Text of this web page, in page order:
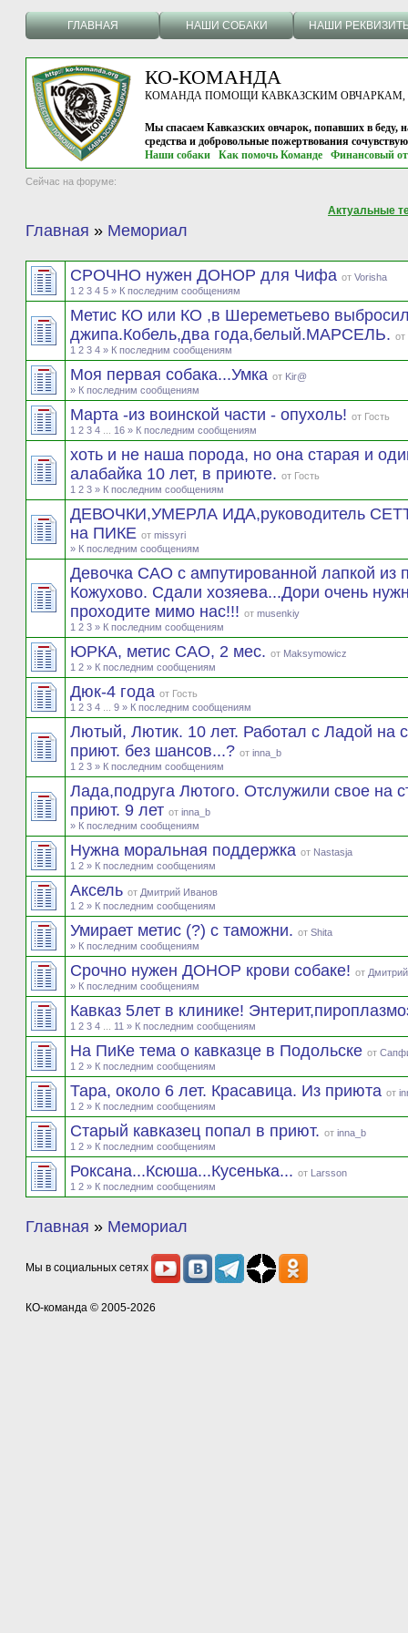
ГЛАВНАЯ НАШИ СОБАКИ НАШИ
КО-КОМАНДА
КОМАНДА ПОМОЩИ КАВКАЗСКИМ ОВЧАРКАМ, г.
Мы спасаем Кавказских овчарок, попавших в беду,
средства и добровольные пожертвования
Наши собаки
Как помочь Команде Финансовый
Сейчас на форуме:
Актуальные
Главная » Мемориал
СРОЧНО нужен ДОНОР для Чифа от Vorisha
1 2 3 4 5 » К последним сообщениям
Метис КО или КО ,в Шереметьево
джипа.Кобель,два года,белый.МАРСЕЛЬ. от
1 2 3 4 » К последним сообщениям
Моя первая собака...Умка от Kir@
» К последним сообщениям
Марта -из воинской части - опухоль! от Гость
1 2 3 4 16 » К последним сообщениям
хоть и не наша порода, но она старая и
алабайка 10 лет, в приюте. от Гость
1 2 3 » К последним сообщениям
ДЕВОЧКИ,УМЕРЛА ИДА,руководитель
на ПИКЕ от missyri
» К последним сообщениям
Девочка САО с ампутированной лапкой из
Кожухово. Сдали хозяева...Дори очень
проходите мимо нас!!! от musenkiy
1 2 3 » К последним сообщениям
ЮРКА, метис САО, 2 мес. от Maksymowicz
1 2 » К последним сообщениям
Дюк-4 года от Гость
1 2 3 4 9 » К последним сообщениям
Лютый, Лютик. 10 лет. Работал с Ладой на
приют. без шансов...? от inna_b
1 2 3 » К последним сообщениям
Лада,подруга Лютого. Отслужили свое на
приют. 9 лет от inna_b
» К последним сообщениям
Нужна моральная поддержка от Nastasja
1 2 » К последним сообщениям
Аксель от Дмитрий Иванов
1 2 » К последним сообщениям
Умирает метис (?) с таможни. от Shita
» К последним сообщениям
Срочно нужен ДОНОР крови собаке! от
» К последним сообщениям
Кавказ 5лет в клинике!
1 2 3 4 11 » К последним сообщениям
На ПиКе тема о кавказце в Подольске от
1 2 » К последним сообщениям
Тара, около 6 лет. Красавица. Из приюта от
1 2 » К последним сообщениям
Старый кавказец попал в приют. от inna_b
1 2 » К последним сообщениям
Роксана...Ксюша...Кусенька... от Larsson
1 2 » К последним сообщениям
Главная » Мемориал
Мы в социальных сетях
КО-команда © 2005-2026